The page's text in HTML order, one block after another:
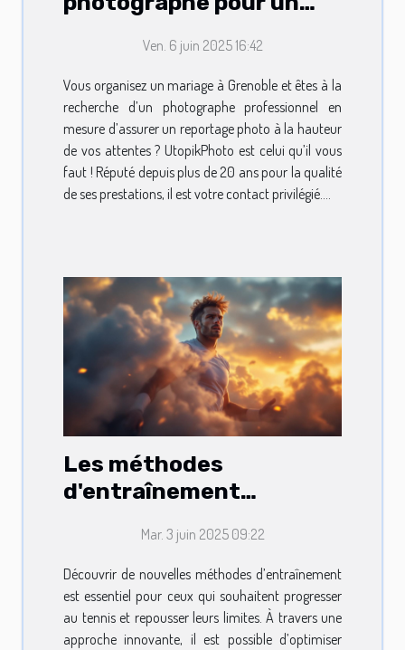
Ven. 6 juin 2025 16:42
Vous organisez un mariage à Grenoble et êtes à la
recherche d’un photographe professionnel en
mesure d’assurer un reportage photo à la hauteur
de vos attentes ? UtopikPhoto est celui qu’il vous
faut ! Réputé depuis plus de 20 ans pour la qualité
de ses prestations, il est votre contact privilégié....
Les méthodes
d'entraînement
améliorer votre jeu au
tennis
Mar. 3 juin 2025 09:22
Découvrir de nouvelles méthodes d’entraînement
est essentiel pour ceux qui souhaitent progresser
au tennis et repousser leurs limites. À travers une
approche innovante, il est possible d’optimiser